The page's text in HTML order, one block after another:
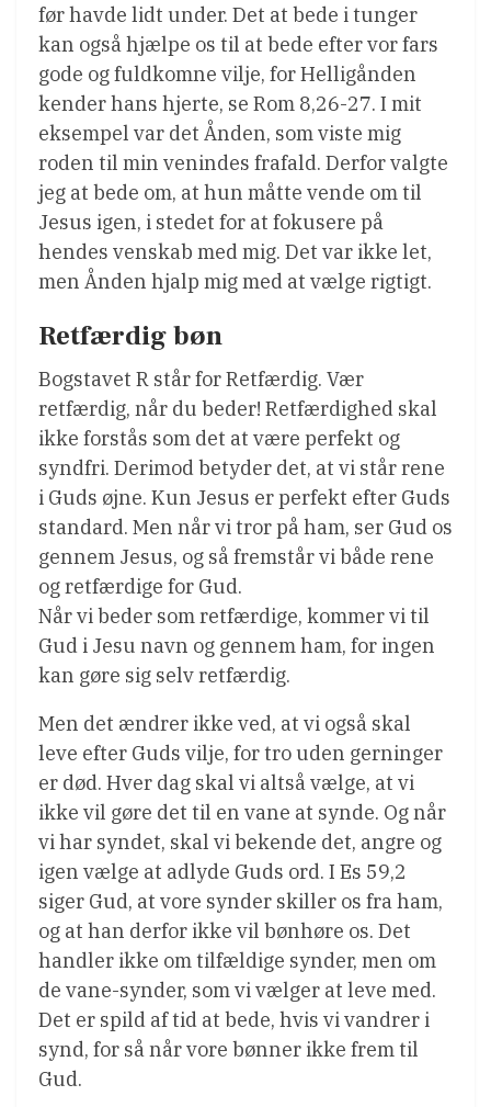
før havde lidt under. Det at bede i tunger
kan også hjælpe os til at bede efter vor fars
gode og fuldkomne vilje, for Helligånden
kender hans hjerte, se Rom 8,26-27. I mit
eksempel var det Ånden, som viste mig
roden til min venindes frafald. Derfor valgte
jeg at bede om, at hun måtte vende om til
Jesus igen, i stedet for at fokusere på
hendes venskab med mig. Det var ikke let,
men Ånden hjalp mig med at vælge rigtigt.
Retfærdig bøn
Bogstavet R står for Retfærdig. Vær
retfærdig, når du beder! Retfærdighed skal
ikke forstås som det at være perfekt og
syndfri. Derimod betyder det, at vi står rene
i Guds øjne. Kun Jesus er perfekt efter Guds
standard. Men når vi tror på ham, ser Gud os
gennem Jesus, og så fremstår vi både rene
og retfærdige for Gud.
Når vi beder som retfærdige, kommer vi til
Gud i Jesu navn og gennem ham, for ingen
kan gøre sig selv retfærdig.
Men det ændrer ikke ved, at vi også skal
leve efter Guds vilje, for tro uden gerninger
er død. Hver dag skal vi altså vælge, at vi
ikke vil gøre det til en vane at synde. Og når
vi har syndet, skal vi bekende det, angre og
igen vælge at adlyde Guds ord. I Es 59,2
siger Gud, at vore synder skiller os fra ham,
og at han derfor ikke vil bønhøre os. Det
handler ikke om tilfældige synder, men om
de vane-synder, som vi vælger at leve med.
Det er spild af tid at bede, hvis vi vandrer i
synd, for så når vore bønner ikke frem til
Gud.